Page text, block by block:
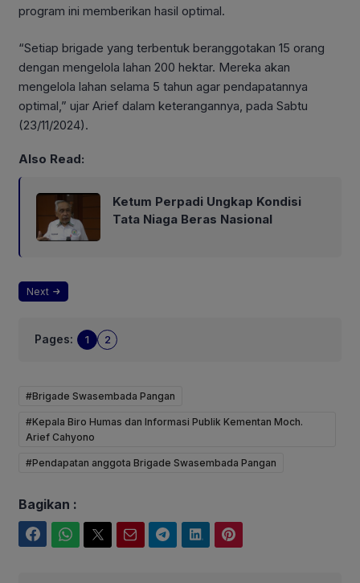
program ini memberikan hasil optimal.
“Setiap brigade yang terbentuk beranggotakan 15 orang
dengan mengelola lahan 200 hektar. Mereka akan
mengelola lahan selama 5 tahun agar pendapatannya
optimal,” ujar Arief dalam keterangannya, pada Sabtu
(23/11/2024).
Also Read:
Ketum Perpadi Ungkap Kondisi
Tata Niaga Beras Nasional
Next
Pages: 1 2
#Brigade Swasembada Pangan
#Kepala Biro Humas dan Informasi Publik Kementan Moch.
Arief Cahyono
#Pendapatan anggota Brigade Swasembada Pangan
Bagikan :